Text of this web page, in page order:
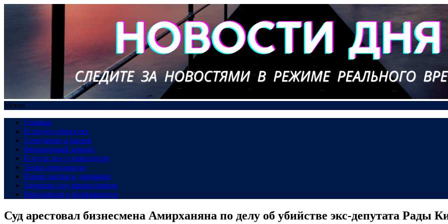
Меню
Главная
В сердце общества
Созидание и рынок
Финансовый компас
В пути: все о транспорте
Техно-революция
Рынок жилья в динамике
Здоровье под микроскопом
Инновации и возможности
Суд арестовал бизнесмена Амирханяна по делу об убийстве экс-депутата Рады